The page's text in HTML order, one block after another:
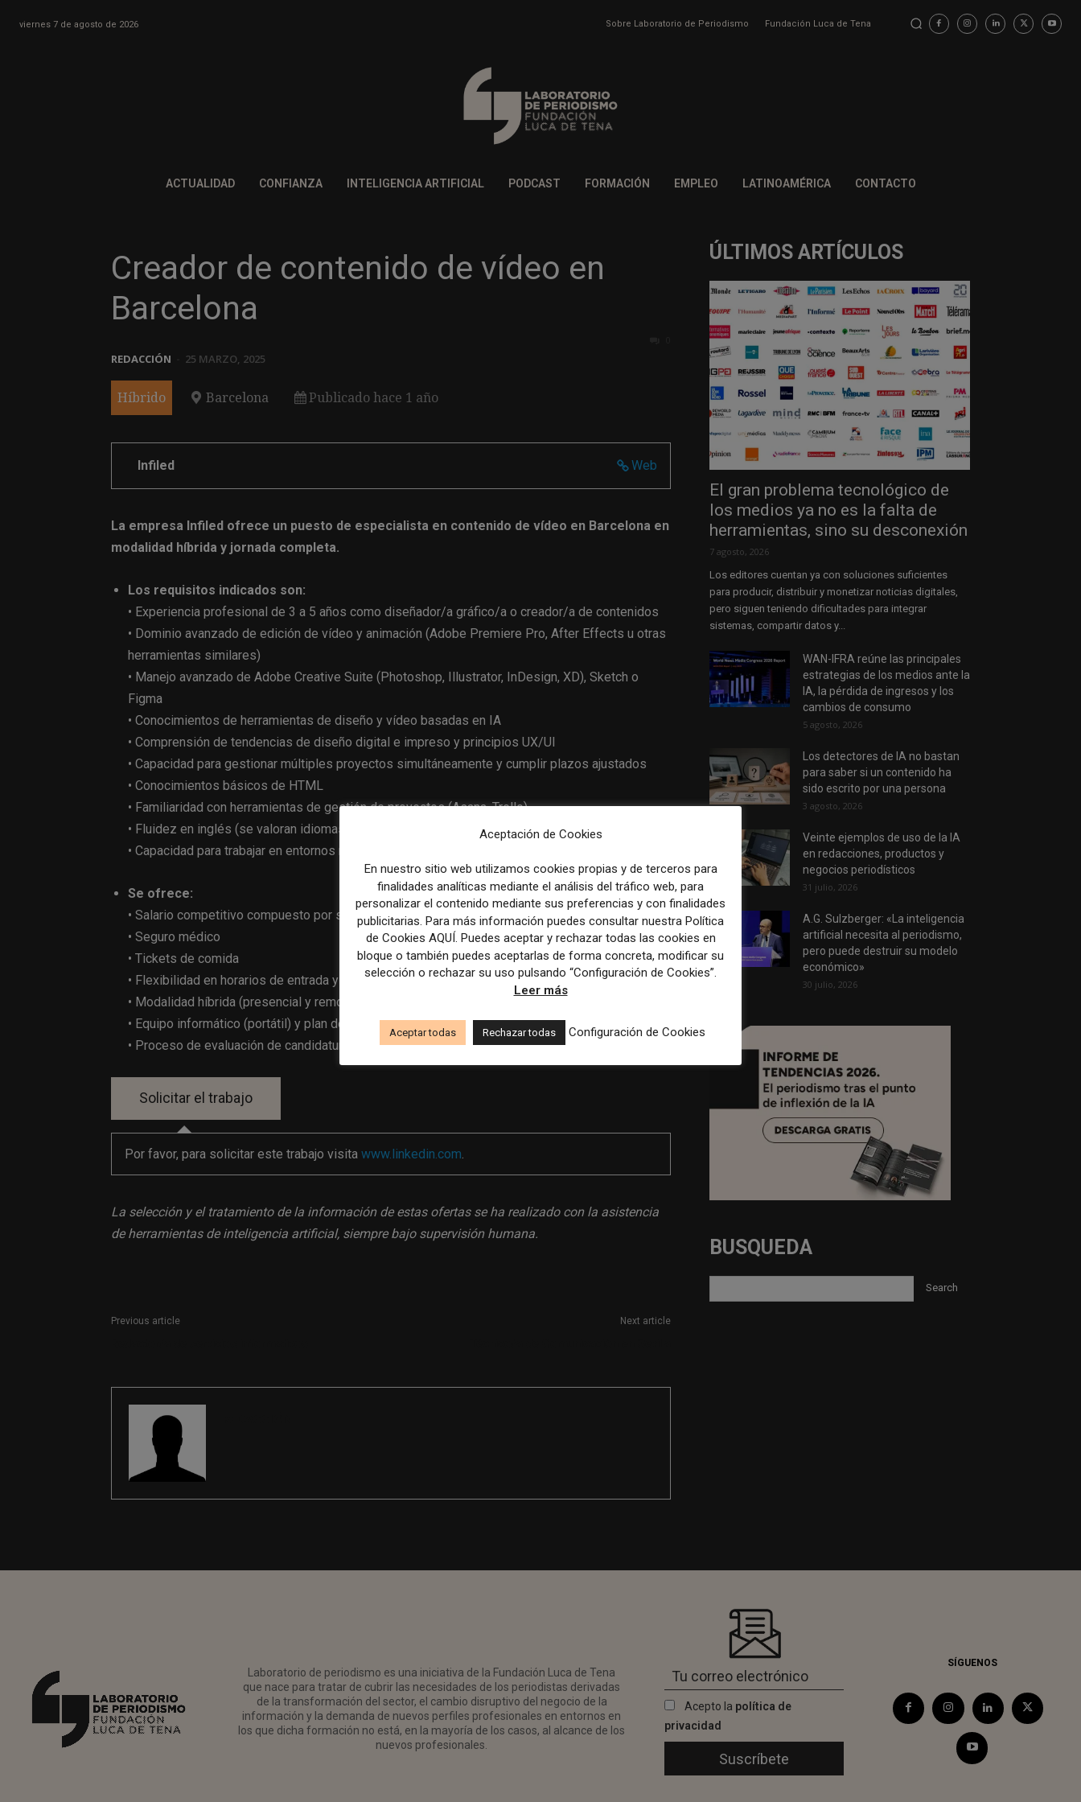
viernes 7 de agosto de 2026 Sobre Laboratorio de Periodismo Fundación Luca de Tena
ACTUALIDAD CONFIANZA INTELIGENCIA ARTIFICIAL PODCAST FORMACIÓN EMPLEO LATINOAMÉRICA CONTACTO
Creador de contenido de vídeo en
Barcelona
REDACCIÓN 25 MARZO, 2025
Híbrido Barcelona Publicado hace 1 año
Web
Infiled
La empresa Infiled ofrece un puesto de especialista en contenido de vídeo en Barcelona en
modalidad híbrida y jornada completa.
Los requisitos indicados son:
• Experiencia profesional de 3 a 5 años como diseñador/a gráfico/a o creador/a de contenidos
• Dominio avanzado de edición de vídeo y animación (Adobe Premiere Pro, After Effects u otras
herramientas similares)
• Manejo avanzado de Adobe Creative Suite (Photoshop, Illustrator, InDesign, XD), Sketch o
Figma
• Conocimientos de herramientas de diseño y vídeo basadas en IA
• Comprensión de tendencias de diseño digital e impreso y principios UX/UI
• Capacidad para gestionar múltiples proyectos simultáneamente y cumplir plazos ajustados
• Conocimientos básicos de HTML
• Familiaridad con herramientas de gestión de proyectos (Asana, Trello)
• Fluidez en inglés (se valoran idiomas adicionales)
• Capacidad para trabajar en entornos multiculturales
Se ofrece:
• Salario competitivo compuesto por salario base fijo más bonus
• Seguro médico
• Tickets de comida
• Flexibilidad en horarios de entrada y salida
• Modalidad híbrida (presencial y remoto)
• Equipo informático (portátil) y plan de teléfono móvil
• Proceso de evaluación de candidaturas en aproximadamente un día
Por favor, para solicitar este trabajo visita www.linkedin.com
La selección y el tratamiento de la información de estas ofertas se ha realizado con la asistencia
de herramientas de inteligencia artificial, siempre bajo supervisión humana.
Previous article Next article
ÚLTIMOS ARTÍCULOS
El gran problema tecnológico de
los medios ya no es la falta de
herramientas, sino su desconexión
7 agosto, 2026
Los editores cuentan ya con soluciones suficientes
para producir, distribuir y monetizar noticias digitales,
pero siguen teniendo dificultades para integrar
sistemas, compartir datos y...
WAN-IFRA reúne las principales
estrategias de los medios ante la
IA, la pérdida de ingresos y los
cambios de consumo
5 agosto, 2026
Los detectores de IA no bastan
para saber si un contenido ha
sido escrito por una persona
3 agosto, 2026
Veinte ejemplos de uso de la IA
en redacciones, productos y
negocios periodísticos
31 julio, 2026
A.G. Sulzberger: «La inteligencia
artificial necesita al periodismo,
pero puede destruir su modelo
económico»
30 julio, 2026
BUSQUEDA
Laboratorio de periodismo es una iniciativa de la Fundación Luca de Tena
que nace para tratar de cubrir las necesidades de los periodistas derivadas
de la transformación del sector, el cambio disruptivo del negocio de la
información y la demanda de nuevos perfiles profesionales en entornos en
los que dicha formación no está, en la mayoría de los casos, al alcance de los
nuevos profesionales.
Acepto la política de
privacidad
SÍGUENOS
Aceptación de Cookies
En nuestro sitio web utilizamos cookies propias y de terceros para
finalidades analíticas mediante el análisis del tráfico web, para
personalizar el contenido mediante sus preferencias y con finalidades
publicitarias. Para más información puedes consultar nuestra Política
de Cookies AQUÍ. Puedes aceptar y rechazar todas las cookies en
bloque o también puedes aceptarlas de forma concreta, modificar su
selección o rechazar su uso pulsando “Configuración de Cookies”.
Leer más
Aceptar todas Rechazar todas Configuración de Cookies